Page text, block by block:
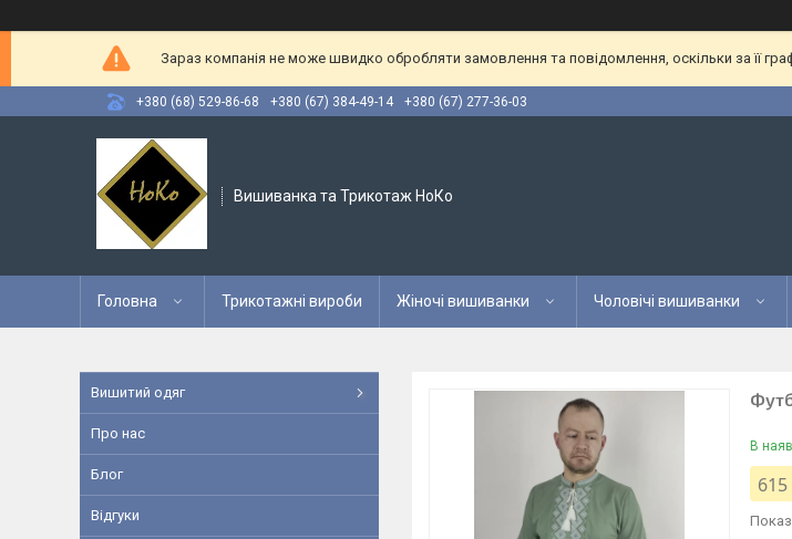
Зараз компанія не може швидко обробляти замовлення та повідомлення, оскільки за її
+380 (68) 529-86-68 +380 (67) 384-49-14 +380 (67) 277-36-03
Вишиванка та Трикотаж НоКо
Головна Трикотажні вироби Жіночі вишиванки Чоловічі вишиванки
В
615
Вишитий одяг
Про нас
Блог
Відгуки